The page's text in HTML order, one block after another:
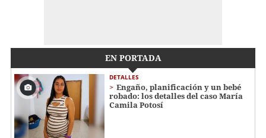
EN PORTADA
DETALLES
Engaño, planificación y un bebé
robado: los detalles del caso María
Camila Potosí